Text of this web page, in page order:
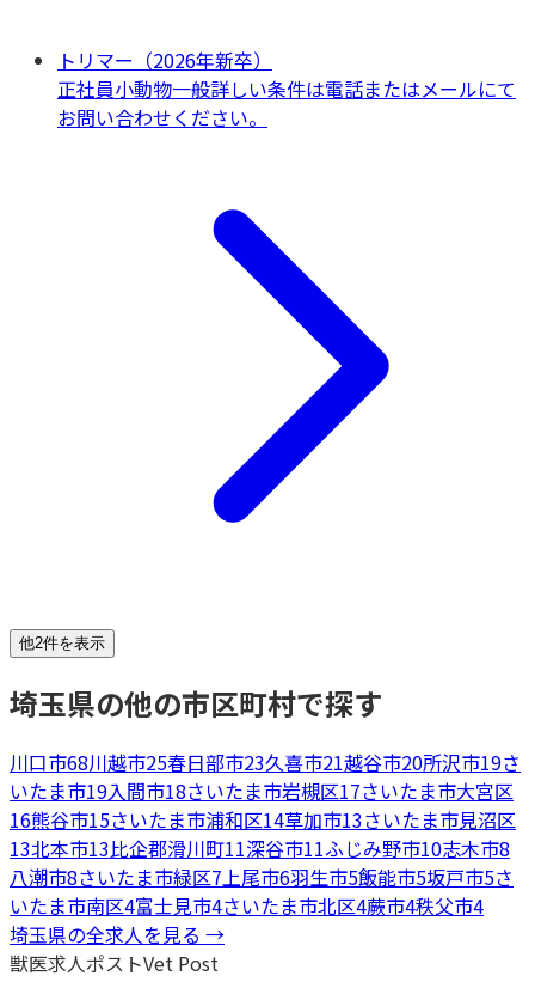
トリマー（2026年新卒）
正社員小動物一般詳しい条件は電話またはメールにて
お問い合わせください。
他2件を表示
埼玉県の他の市区町村で探す
川口市68川越市25春日部市23久喜市21越谷市20所沢市19さ
いたま市19入間市18さいたま市岩槻区17さいたま市大宮区
16熊谷市15さいたま市浦和区14草加市13さいたま市見沼区
13北本市13比企郡滑川町11深谷市11ふじみ野市10志木市8
八潮市8さいたま市緑区7上尾市6羽生市5飯能市5坂戸市5さ
いたま市南区4富士見市4さいたま市北区4蕨市4秩父市4
埼玉県の全求人を見る →
獣医求人ポストVet Post